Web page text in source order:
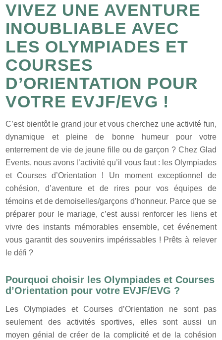
VIVEZ UNE AVENTURE
INOUBLIABLE AVEC
LES OLYMPIADES ET
COURSES
D’ORIENTATION POUR
VOTRE EVJF/EVG !
C’est bientôt le grand jour et vous cherchez une activité fun,
dynamique et pleine de bonne humeur pour votre
enterrement de vie de jeune fille ou de garçon ? Chez Glad
Events, nous avons l’activité qu’il vous faut : les Olympiades
et Courses d’Orientation ! Un moment exceptionnel de
cohésion, d’aventure et de rires pour vos équipes de
témoins et de demoiselles/garçons d’honneur. Parce que se
préparer pour le mariage, c’est aussi renforcer les liens et
vivre des instants mémorables ensemble, cet événement
vous garantit des souvenirs impérissables ! Prêts à relever
le défi ?
Pourquoi choisir les Olympiades et Courses
d’Orientation pour votre EVJF/EVG ?
Les Olympiades et Courses d’Orientation ne sont pas
seulement des activités sportives, elles sont aussi un
moyen génial de créer de la complicité et de la cohésion